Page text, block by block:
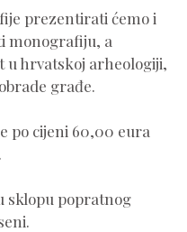
prezentirati ćemo i
monografiju, a
u hrvatskoj arheologiji,
građe.
po cijeni 60,00 eura
sklopu popratnog